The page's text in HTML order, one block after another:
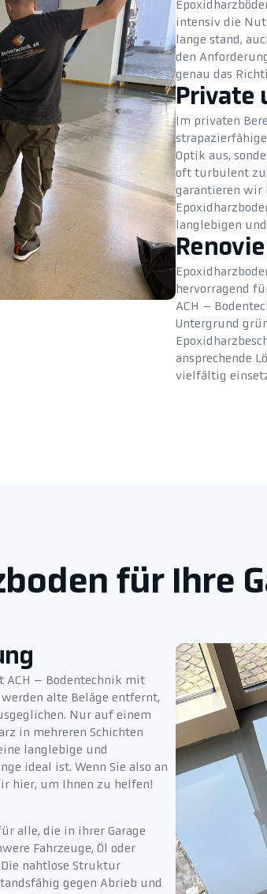
intensiv die
lange stand,
den
genau das
Private
Im privaten
Optik aus,
oft turbulent
garantieren wir
langlebigen
hervorragend
ACH –
Untergrund
ansprechende
vielfältig
für Ihre
ACH – Bodentechnik mit
alte Beläge entfernt,
Nur auf einem
in mehreren Schichten
langlebige und
ideal ist. Wenn Sie also an
hier, um Ihnen zu helfen!
alle, die in ihrer Garage
Fahrzeuge, Öl oder
nahtlose Struktur
gegen Abrieb und